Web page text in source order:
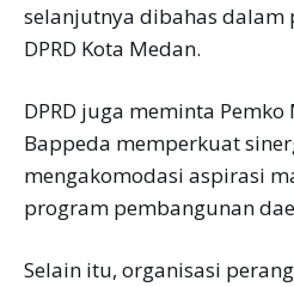
selanjutnya dibahas dalam
DPRD Kota Medan.
DPRD juga meminta
Bappeda memperkuat
mengakomodasi aspirasi
program pembangunan
Selain itu, organisasi